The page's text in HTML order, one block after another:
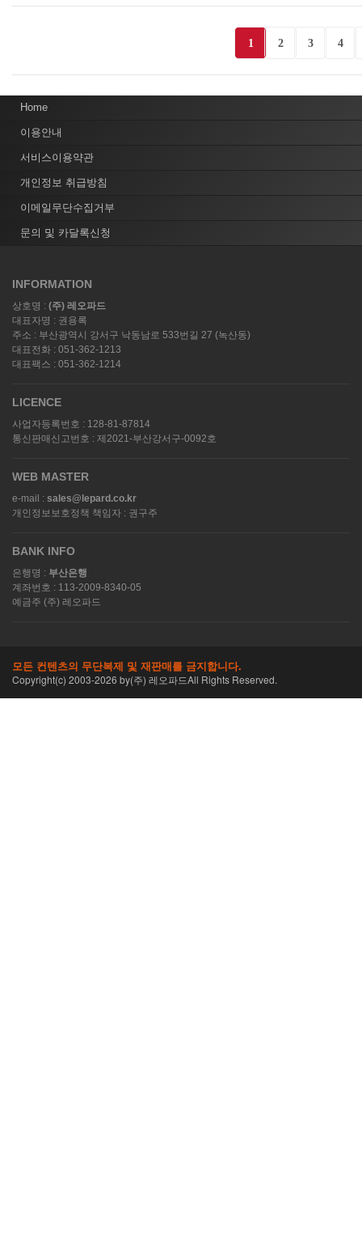
1 2 3 4
Home
이용안내
서비스이용약관
개인정보 취급방침
이메일무단수집거부
문의 및 카달록신청
INFORMATION
상호명 : (주) 레오파드
대표자명 : 권용록
주소 : 부산광역시 강서구 낙동남로 533번길 27 (녹산동)
대표전화 : 051-362-1213
대표팩스 : 051-362-1214
LICENCE
사업자등록번호 : 128-81-87814
통신판매신고번호 : 제2021-부산강서구-0092호
WEB MASTER
e-mail : sales@lepard.co.kr
개인정보보호정책 책임자 : 권구주
BANK INFO
은행명 : 부산은행
계좌번호 : 113-2009-8340-05
예금주 (주) 레오파드
모든 컨텐츠의 무단복제 및 재판매를 금지합니다.
Copyright(c) 2003-2026 by(주) 레오파드All Rights Reserved.